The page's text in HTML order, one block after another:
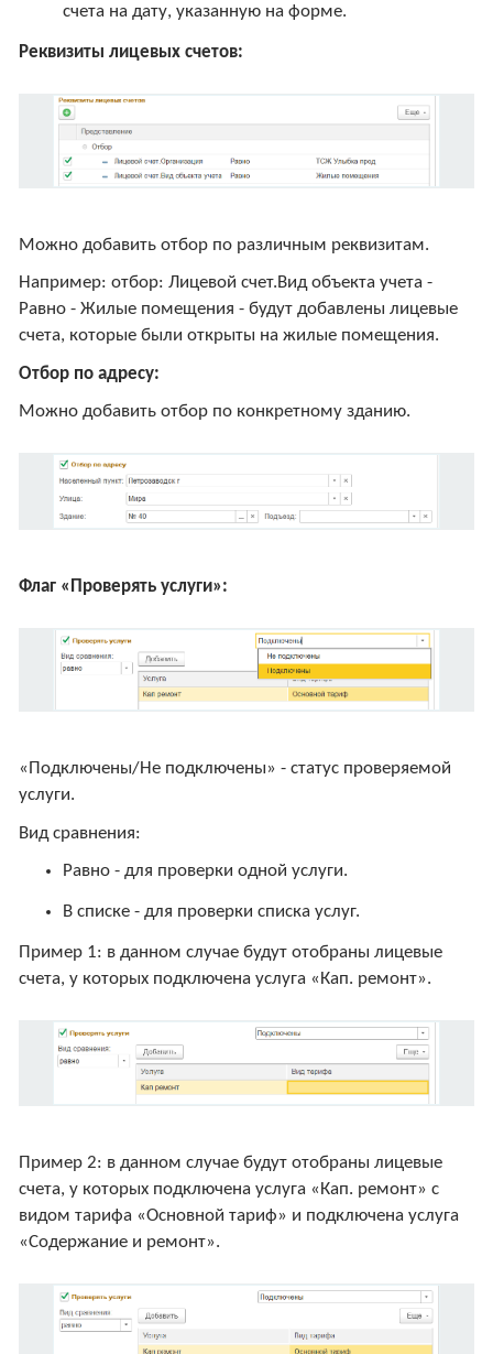
счета на дату, указанную на форме.
Реквизиты лицевых счетов:
Можно добавить отбор по различным реквизитам.
Например: отбор: Лицевой счет.Вид объекта учета -
Равно - Жилые помещения - будут добавлены лицевые
счета, которые были открыты на жилые помещения.
Отбор по адресу:
Можно добавить отбор по конкретному зданию.
Флаг «Проверять услуги»:
«Подключены/Не подключены» - статус проверяемой
услуги.
Вид сравнения:
Равно - для проверки одной услуги.
В списке - для проверки списка услуг.
Пример 1: в данном случае будут отобраны лицевые
счета, у которых подключена услуга «Кап. ремонт».
Пример 2: в данном случае будут отобраны лицевые
счета, у которых подключена услуга «Кап. ремонт» с
видом тарифа «Основной тариф» и подключена услуга
«Содержание и ремонт».